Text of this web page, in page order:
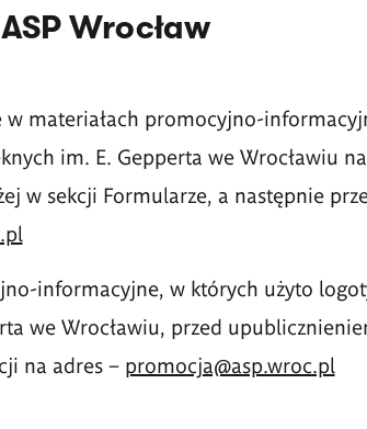
Wrocław
w materiałach promocyjno-
im. E. Gepperta we Wrocławiu
w sekcji Formularze, a następnie
informacyjne, w których użyto
we Wrocławiu, przed
na adres – promocja@asp.wroc.pl